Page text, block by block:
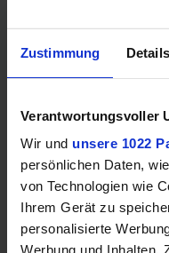
Zustimmung Details
Verantwortungsvoller
Wir und unsere 1022
persönlichen Daten,
von Technologien wie
Ihrem Gerät zu
personalisierte
Werbung und Inhalten,
GEWINNSPIEL
Gewinne einen
Ti!!